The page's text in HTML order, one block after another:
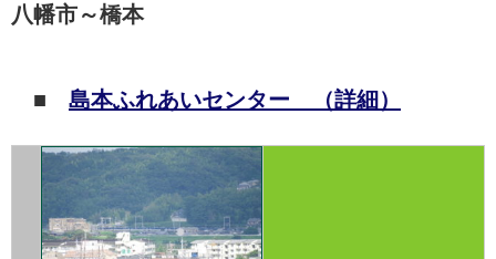
八幡市～橋本
■ 島本ふれあいセンター （詳細）